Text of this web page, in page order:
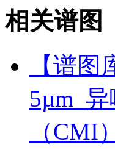
相关谱图
【谱
5µm_
（